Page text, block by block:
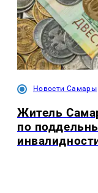
Новости Самары
Житель
по